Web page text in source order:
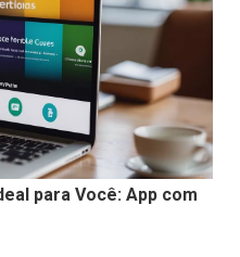
para Você: App com